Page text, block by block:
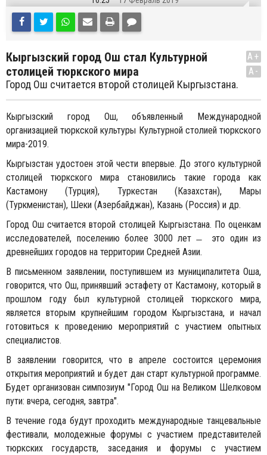
Кыргызский город Ош стал Культурной
столицей тюркского мира
Город Ош считается второй столицей Кыргызстана.
A+
A-
Кыргызский город Ош, объявленный Международной
организацией тюркской культуры Культурной столией тюркского
мира-2019.
Кыргызстан удостоен этой чести впервые. До этого культурной
столицей тюркского мира становились такие города как
Кастамону (Турция), Туркестан (Казахстан), Мары
(Туркменистан), Шеки (Азербайджан), Казань (Россия) и др.
Город Ош считается второй столицей Кыргызстана. По оценкам
исследователей, поселению более 3000 лет ̶ это один из
древнейших городов на территории Средней Азии.
В письменном заявлении, поступившем из муниципалитета Оша,
говорится, что Ош, принявший эстафету от Кастамону, который в
прошлом году был культурной столицей тюркского мира,
является вторым крупнейшим городом Кыргызстана, и начал
готовиться к проведению мероприятий с участием опытных
специалистов.
В заявлении говорится, что в апреле состоится церемония
открытия мероприятий и будет дан старт культурной программе.
Будет организован симпозиум "Город Ош на Великом Шелковом
пути: вчера, сегодня, завтра".
В течение года будут проходить международные танцевальные
фестивали, молодежные форумы с участием представителей
тюркских государств, заседания и форумы с участием